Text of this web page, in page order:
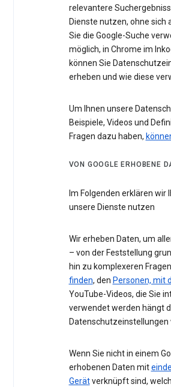
relevantere
Dienste nutzen, ohne sich
Sie die Google-Suche
möglich, in Chrome im
können Sie
erheben und wie diese
Um Ihnen unsere
Beispiele, Videos und
Fragen dazu haben,
VON GOOGLE ERHOBENE
Im Folgenden erklären wir
unsere Dienste nutzen
Wir erheben Daten, um
– von der Feststellung
hin zu komplexeren
finden, den Personen, mit
YouTube-Videos, die Sie
verwendet werden hängt
Datenschutzeinstellungen
Wenn Sie nicht in einem
erhobenen Daten mit
Gerätverknüpft sind,